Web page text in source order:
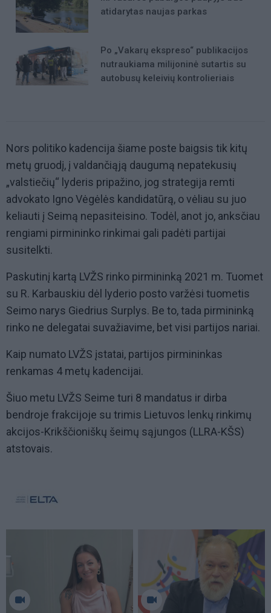
atidarytas naujas parkas
Po „Vakarų ekspreso“ publikacijos
nutraukiama milijoninė sutartis su
autobusų keleivių kontrolieriais
Nors politiko kadencija šiame poste baigsis tik kitų
metų gruodį, į valdančiąją daugumą nepatekusių
„valstiečių“ lyderis pripažino, jog strategija remti
advokato Igno Vėgėlės kandidatūrą, o vėliau su juo
keliauti į Seimą nepasiteisino. Todėl, anot jo, anksčiau
rengiami pirmininko rinkimai gali padėti partijai
susitelkti.
Paskutinį kartą LVŽS rinko pirmininką 2021 m. Tuomet
su R. Karbauskiu dėl lyderio posto varžėsi tuometis
Seimo narys Giedrius Surplys. Be to, tada pirmininką
rinko ne delegatai suvažiavime, bet visi partijos nariai.
Kaip numato LVŽS įstatai, partijos pirmininkas
renkamas 4 metų kadencijai.
Šiuo metu LVŽS Seime turi 8 mandatus ir dirba
bendroje frakcijoje su trimis Lietuvos lenkų rinkimų
akcijos-Krikščioniškų šeimų sąjungos (LLRA-KŠS)
atstovais.